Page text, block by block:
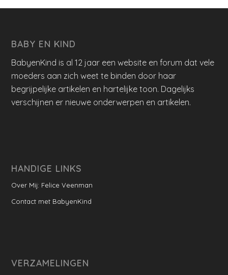
BABY EN KIND
BabyenKind is al 12 jaar een website en forum dat vele
moeders aan zich weet te binden door haar
begrijpelijke artikelen en hartelijke toon. Dagelijks
verschijnen er nieuwe onderwerpen en artikelen.
HANDIGE LINKS
Over Mij: Felice Veenman
Contact met BabyenKind
VERZAMELINGEN